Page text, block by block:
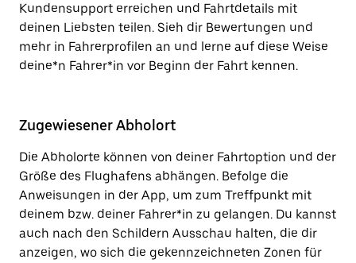
Kundensupport erreichen und Fahrtdetails mit
deinen Liebsten teilen. Sieh dir Bewertungen und
mehr in Fahrerprofilen an und lerne auf diese Weise
deine*n Fahrer*in vor Beginn der Fahrt kennen.
Zugewiesener Abholort
Die Abholorte können von deiner Fahrtoption und der
Größe des Flughafens abhängen. Befolge die
Anweisungen in der App, um zum Treffpunkt mit
deinem bzw. deiner Fahrer*in zu gelangen. Du kannst
auch nach den Schildern Ausschau halten, die dir
anzeigen, wo sich die gekennzeichneten Zonen für